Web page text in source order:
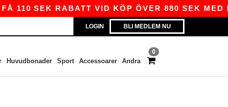
SEK RABATT VID KÖP ÖVER 880 SEK MED
LOGIN BLI MEDLEM NU
0
Huvudbonader Sport Accessoarer Andra